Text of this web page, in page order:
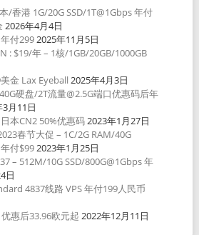
/香港 1G/20G SSD/1T@1Gbps 年付
2026年4月4日
付2992025年11月5日
: $19/年 – 1核/1GB/20GB/1000GB
金 Lax Eyeball 2025年4月3日
硬盘/2T流量@2.5G端口优惠码后年
月11日
本CN2 50%优惠码2023年1月27日
春节大促 – 1C/2G RAM/40G
付$992023年1月25日
– 512M/10G SSD/800G@1Gbps 年
日
4837线路 VPS 年付199人民币
优惠后33.96欧元起 2022年12月11日